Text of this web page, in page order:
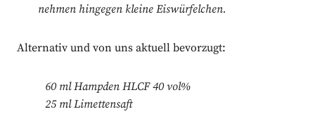
nehmen hingegen kleine Eiswürfelchen.
Alternativ und von uns aktuell bevorzugt:
60 ml Hampden HLCF 40 vol%
25 ml Limettensaft